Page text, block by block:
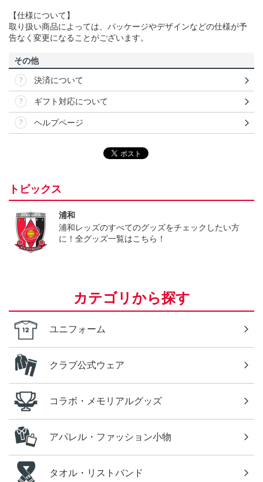
【仕様について】
取り扱い商品によっては、パッケージやデザインなどの仕様が予
告なく変更になることがございます。
その他
決済について
ギフト対応について
ヘルプページ
トピックス
浦和
浦和レッズのすべてのグッズをチェックしたい方
に！全グッズ一覧はこちら！
カテゴリから探す
ユニフォーム
クラブ公式ウェア
コラボ・メモリアルグッズ
アパレル・ファッション小物
タオル・リストバンド